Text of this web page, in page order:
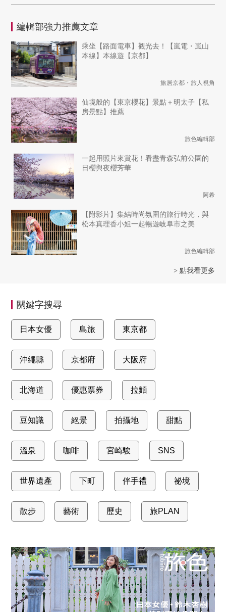
編輯部強力推薦文章
乘坐【路面電車】觀光去！【嵐電・嵐山
本線】本線遊【京都】
旅居京都・旅人視角
仙境般的【東京櫻花】景點＋明太子【私
房景點】推薦
旅色編輯部
一起用照片來賞花！看盡青森弘前公園的
日櫻與夜櫻芳華
阿希
【附影片】集結時尚氛圍的旅行時光，與
松本真理香小姐一起暢遊岐阜市之美
旅色編輯部
> 點我看更多
關鍵字搜尋
日本女優 島旅 東京都
沖繩縣 京都府 大阪府
北海道 優惠票券 拉麵
豆知識 絕景 拍攝地 甜點
溫泉 咖啡 宮崎駿 SNS
世界遺產 下町 伴手禮 祕境
散步 藝術 歷史 旅PLAN